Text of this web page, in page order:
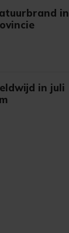
in
in juli